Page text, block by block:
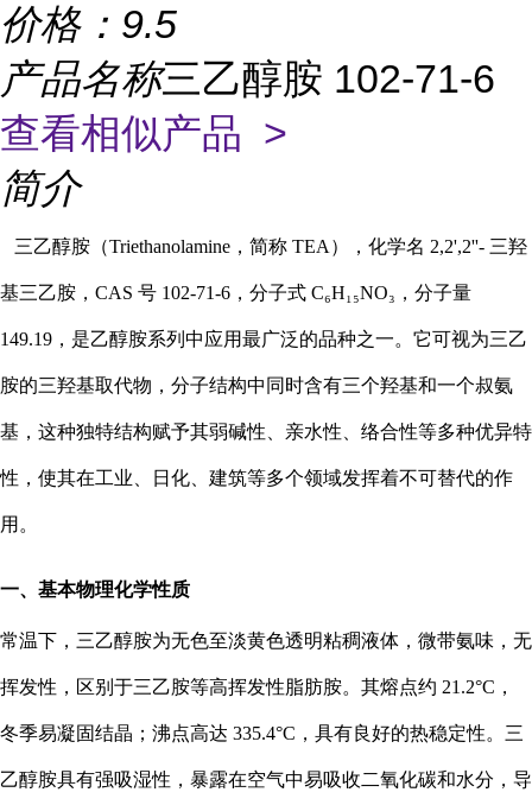
价格： 9.5
产品名称三乙醇胺 102-71-6
查看相似产品 >
简介
三乙醇胺（Triethanolamine，简称 TEA），化学名 2,2',2''- 三羟
基三乙胺，CAS 号 102-71-6，分子式 C₆H₁₅NO₃，分子量
149.19，是乙醇胺系列中应用最广泛的品种之一。它可视为三乙
胺的三羟基取代物，分子结构中同时含有三个羟基和一个叔氨
基，这种独特结构赋予其弱碱性、亲水性、络合性等多种优异特
性，使其在工业、日化、建筑等多个领域发挥着不可替代的作
用。
一、基本物理化学性质
常温下，三乙醇胺为无色至淡黄色透明粘稠液体，微带氨味，无
挥发性，区别于三乙胺等高挥发性脂肪胺。其熔点约 21.2°C，
冬季易凝固结晶；沸点高达 335.4°C，具有良好的热稳定性。三
乙醇胺具有强吸湿性，暴露在空气中易吸收二氧化碳和水分，导